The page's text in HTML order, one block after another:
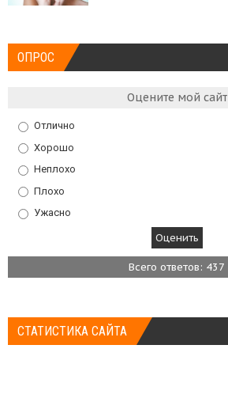
ОПРОС
Оцените мой сайт
Отлично
Хорошо
Неплохо
Плохо
Ужасно
Всего ответов: 437
СТАТИСТИКА САЙТА